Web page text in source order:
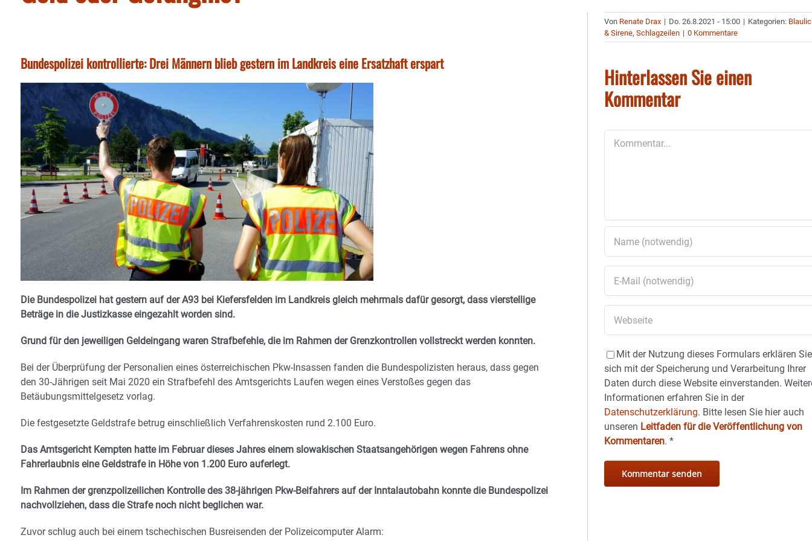
Bundespolizei kontrollierte: Drei Männern blieb gestern im Landkreis eine Ersatzhaft erspart
Die Bundespolizei hat gestern auf der A93 bei Kiefersfelden im Landkreis gleich mehrmals dafür gesorgt, dass vierstellige
Beträge in die Justizkasse eingezahlt worden sind.
Grund für den jeweiligen Geldeingang waren Strafbefehle, die im Rahmen der Grenzkontrollen vollstreckt werden konnten.
Bei der Überprüfung der Personalien eines österreichischen Pkw-Insassen fanden die Bundespolizisten heraus, dass gegen
den 30-Jährigen seit Mai 2020 ein Strafbefehl des Amtsgerichts Laufen wegen eines Verstoßes gegen das
Betäubungsmittelgesetz vorlag.
Die festgesetzte Geldstrafe betrug einschließlich Verfahrenskosten rund 2.100 Euro.
Das Amtsgericht Kempten hatte im Februar dieses Jahres einem slowakischen Staatsangehörigen wegen Fahrens ohne
Fahrerlaubnis eine Geldstrafe in Höhe von 1.200 Euro auferlegt.
Im Rahmen der grenzpolizeilichen Kontrolle des 38-jährigen Pkw-Beifahrers auf der Inntalautobahn konnte die Bundespolizei
nachvollziehen, dass die Strafe noch nicht beglichen war.
Zuvor schlug auch bei einem tschechischen Busreisenden der Polizeicomputer Alarm:
Von Renate Drax | Do. 26.8.2021 - 15:00 | Kategorien:
& Sirene,Schlagzeilen | 0 Kommentare
Hinterlassen Sie einen
Kommentar
Mit der Nutzung dieses Formulars erklären Sie
sich mit der Speicherung und Verarbeitung Ihrer
Daten durch diese Website einverstanden.
Informationen erfahren Sie in der
Datenschutzerklärung. Bitte lesen Sie hier auch
unseren Leitfaden für die Veröffentlichung von
Kommentaren.*